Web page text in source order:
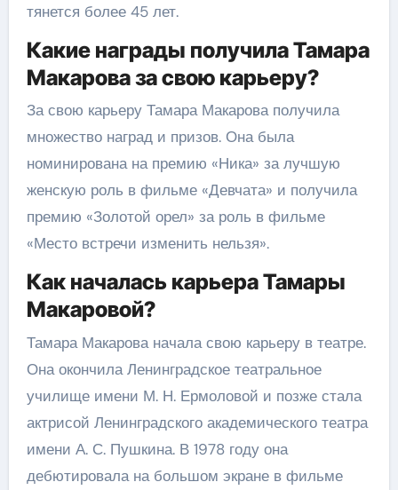
тянется более 45 лет.
Какие награды получила Тамара
Макарова за свою карьеру?
За свою карьеру Тамара Макарова получила
множество наград и призов. Она была
номинирована на премию «Ника» за лучшую
женскую роль в фильме «Девчата» и получила
премию «Золотой орел» за роль в фильме
«Место встречи изменить нельзя».
Как началась карьера Тамары
Макаровой?
Тамара Макарова начала свою карьеру в театре.
Она окончила Ленинградское театральное
училище имени М. Н. Ермоловой и позже стала
актрисой Ленинградского академического театра
имени А. С. Пушкина. В 1978 году она
дебютировала на большом экране в фильме